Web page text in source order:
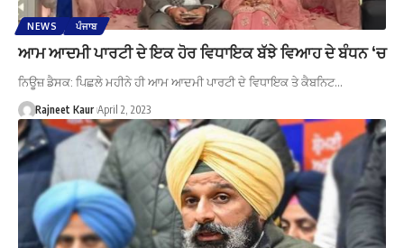
NEWS ਪੰਜਾਬ
ਆਮ ਆਦਮੀ ਪਾਰਟੀ ਦੇ ਇਕ ਹੋਰ ਵਿਧਾਇਕ ਬੱਝੇ ਵਿਆਹ ਦੇ ਬੰਧਨ ‘ਚ
ਨਿਊਜ਼ ਡੈਸਕ: ਪਿਛਲੇ ਮਹੀਨੇ ਹੀ ਆਮ ਆਦਮੀ ਪਾਰਟੀ ਦੇ ਵਿਧਾਇਕ ਤੇ ਕੈਬਨਿਟ…
Rajneet Kaur April 2, 2023